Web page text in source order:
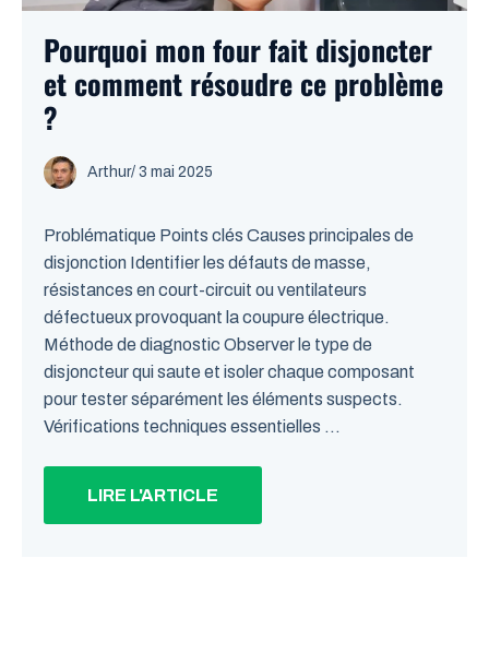
Pourquoi mon four fait disjoncter
et comment résoudre ce problème
?
Arthur/ 3 mai 2025
Problématique Points clés Causes principales de
disjonction Identifier les défauts de masse,
résistances en court-circuit ou ventilateurs
défectueux provoquant la coupure électrique.
Méthode de diagnostic Observer le type de
disjoncteur qui saute et isoler chaque composant
pour tester séparément les éléments suspects.
Vérifications techniques essentielles ...
LIRE L'ARTICLE